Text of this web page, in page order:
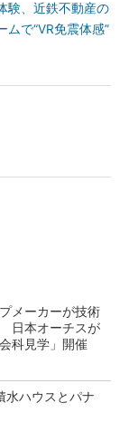
験、近鉄不動産の
で“VR免震体感”
メーカーが技術
日本オーチスが
科見学」開催
ハウスとパナ